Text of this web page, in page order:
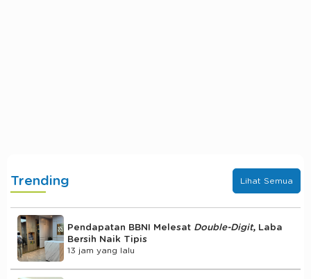
Trending Lihat Semua
Pendapatan BBNI Melesat Double-Digit, Laba
Bersih Naik Tipis
13 jam yang lalu